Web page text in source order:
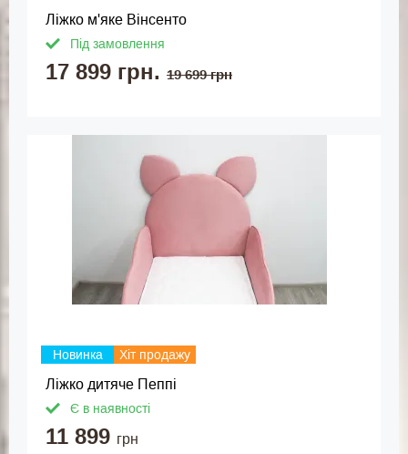
Ліжко м'яке Вінсенто
Під замовлення
17 899 грн. 19 699 грн
Новинка Хіт продажу
Ліжко дитяче Пеппі
Є в наявності
11 899 грн